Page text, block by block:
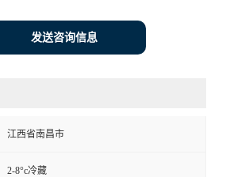
发送咨询信息
江西省南昌市
2-8°c冷藏